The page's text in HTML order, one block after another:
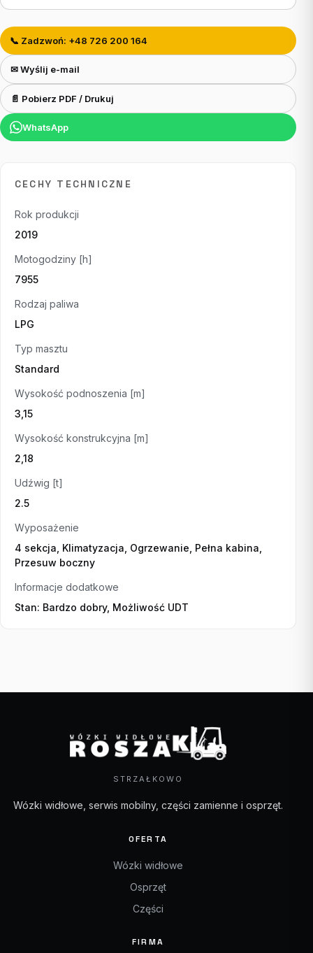
📞 Zadzwoń: +48 726 200 164
✉ Wyślij e-mail
📄 Pobierz PDF / Drukuj
WhatsApp
CECHY TECHNICZNE
Rok produkcji
2019
Motogodziny [h]
7955
Rodzaj paliwa
LPG
Typ masztu
Standard
Wysokość podnoszenia [m]
3,15
Wysokość konstrukcyjna [m]
2,18
Udźwig [t]
2.5
Wyposażenie
4 sekcja, Klimatyzacja, Ogrzewanie, Pełna kabina,
Przesuw boczny
Informacje dodatkowe
Stan: Bardzo dobry, Możliwość UDT
STRZAŁKOWO
Wózki widłowe, serwis mobilny, części zamienne i osprzęt.
OFERTA
Wózki widłowe
Osprzęt
Części
FIRMA